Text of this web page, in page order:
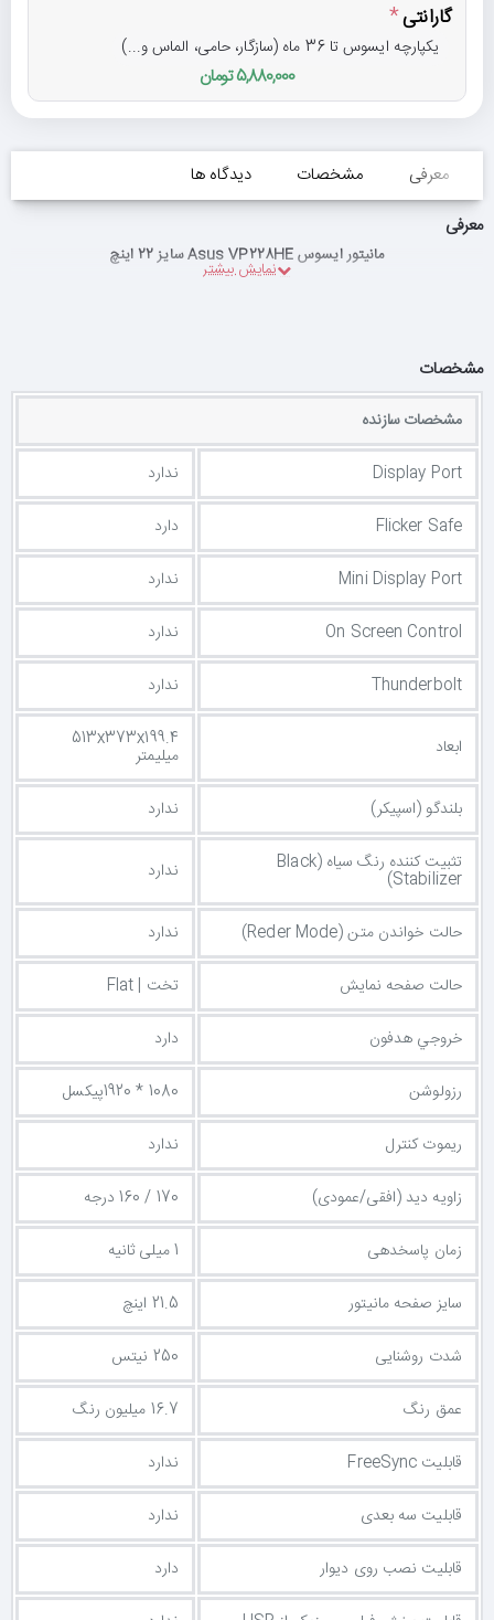
گارانتی
یکپارچه ایسوس تا 36 ماه (سازگار، حامی، الماس و...)
5,880,000 تومان
معرفی مشخصات
دیدگاه ها
معرفی
مانیتور ایسوس Asus VP228HE سایز 22 اینچ
مشخصات
مشخصات سازنده
Display Port
ندارد
Flicker Safe
دارد
Mini Display Port
ندارد
On Screen Control
ندارد
Thunderbolt
ندارد
ابعاد 513x373x199.4
میلیمتر
بلندگو (اسپیکر)
ندارد
تثبیت کننده رنگ سیاه (Black
Stabilizer) ندارد
حالت خواندن متن (Reder Mode)
ندارد
حالت صفحه نمایش
تخت | Flat
خروجي هدفون
دارد
رزولوشن
1080 * 1920پیکسل
ریموت کنترل
ندارد
زاویه دید (افقی/عمودی)
170 / 160 درجه
زمان پاسخدهی
1 میلی ثانیه
سایز صفحه مانیتور
21.5 اینچ
شدت روشنایی
250 نیتس
عمق رنگ
16.7 میلیون رنگ
قابلیت FreeSync
ندارد
قابلیت سه بعدی
ندارد
قابلیت نصب روی دیوار
دارد